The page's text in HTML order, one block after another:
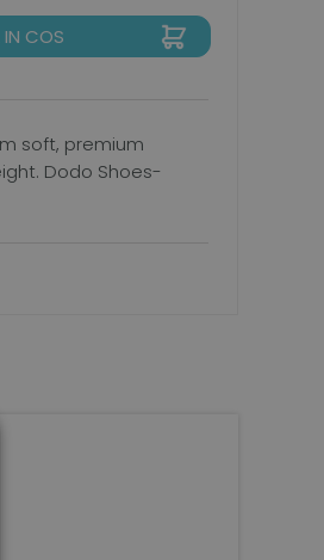
COS
soft, premium
Dodo Shoes-